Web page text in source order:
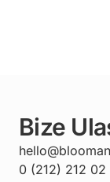
Bize
0 (212) 212 02